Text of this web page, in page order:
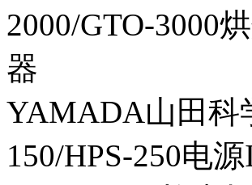
2000/GTO-3000
器
YAMADA山田科
150/HPS-250电